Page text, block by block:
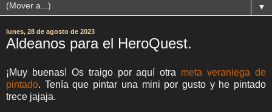
▼
lunes, 28 de agosto de 2023
Aldeanos para el HeroQuest.
¡Muy buenas! Os traigo por aquí otra meta veraniega de
pintado. Tenía que pintar una mini por gusto y he pintado
trece jajaja.